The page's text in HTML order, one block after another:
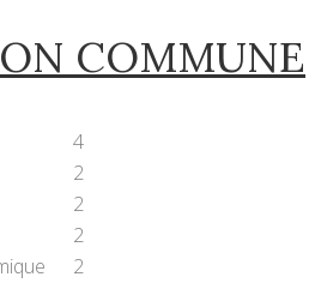
COMMUNE
4
2
2
2
2